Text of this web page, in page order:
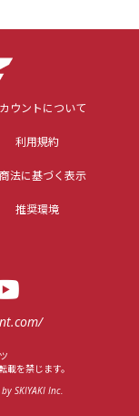
ウントについて
利用規約
法に基づく表示
推奨環境
載を禁じます。
by SKIYAKI Inc.